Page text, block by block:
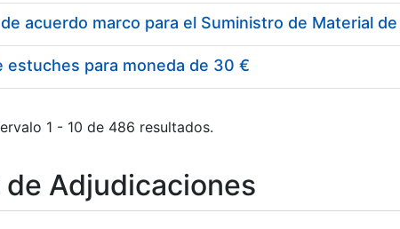
estuches para moneda de 30 €
1 - 10 de 486 resultados.
Adjudicaciones